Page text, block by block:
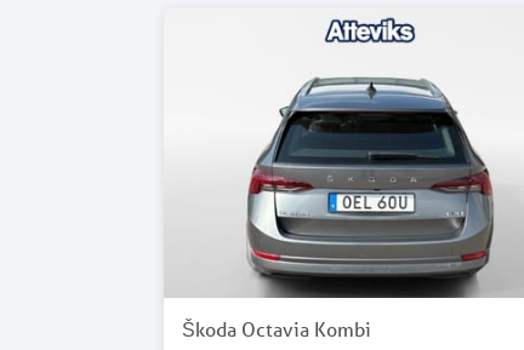
Škoda Octavia Kombi